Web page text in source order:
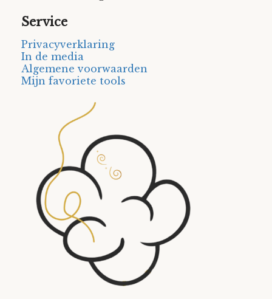
Service
Privacyverklaring
In de media
Algemene voorwaarden
Mijn favoriete tools